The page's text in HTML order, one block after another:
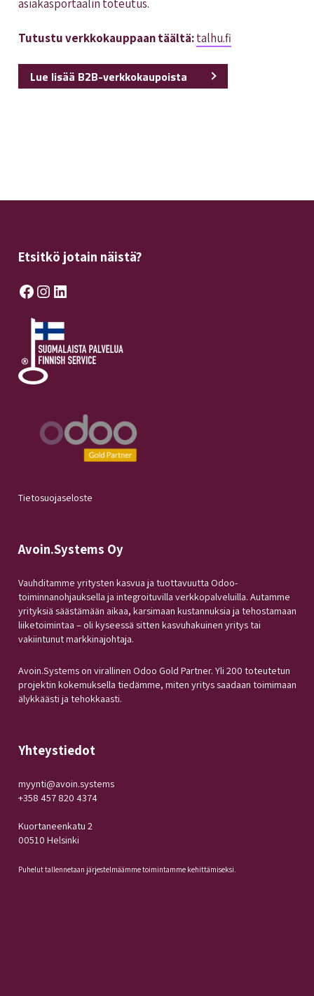
asiakasportaalin toteutus.
Tutustu verkkokauppaan täältä:talhu.fi
Lue lisää B2B-verkkokaupoista
Etsitkö jotain näistä?
Facebook Instagram LinkedIn
Tietosuojaseloste
Avoin.Systems Oy
Vauhditamme yritysten kasvua ja tuottavuutta Odoo-
toiminnanohjauksella ja integroituvilla verkkopalveluilla. Autamme
yrityksiä säästämään aikaa, karsimaan kustannuksia ja tehostamaan
liiketoimintaa – oli kyseessä sitten kasvuhakuinen yritys tai
vakiintunut markkinajohtaja.
Avoin.Systems on virallinen Odoo Gold Partner. Yli 200 toteutetun
projektin kokemuksella tiedämme, miten yritys saadaan toimimaan
älykkäästi ja tehokkaasti.
Yhteystiedot
myynti@avoin.systems
+358 457 820 4374
Kuortaneenkatu 2
00510 Helsinki
Puhelut tallennetaan järjestelmäämme toimintamme kehittämiseksi.